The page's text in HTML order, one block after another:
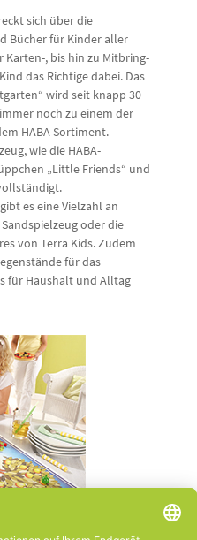
sich über die
Bücher für Kinder aller
Karten-, bis hin zu Mitbring-
das Richtige dabei. Das
wird seit knapp 30
noch zu einem der
HABA Sortiment.
wie die HABA-
„Little Friends“ und
es eine Vielzahl an
oder die
von Terra Kids. Zudem
für das
für Haushalt und Alltag